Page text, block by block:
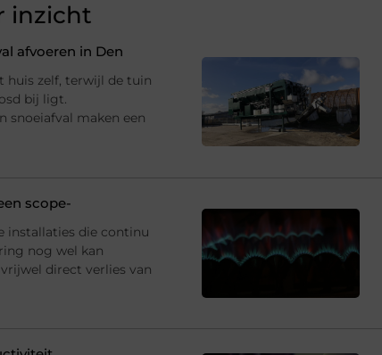
inzicht
afvoeren in Den
huis zelf, terwijl de tuin
bij ligt.
snoeiafval maken een
scope-
installaties die continu
nog wel kan
direct verlies van